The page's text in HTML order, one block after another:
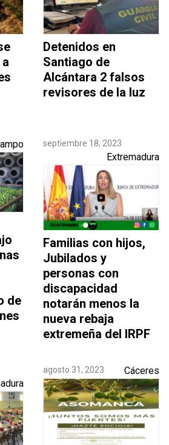
Detenidos en
Santiago de
Alcántara 2 falsos
revisores de la luz
de
septiembre 18, 2023
Extremadura
Familias con hijos,
Jubilados y
personas con
discapacidad
notarán menos la
nueva rebaja
extremeña del IRPF
agosto 31, 2023 Cáceres